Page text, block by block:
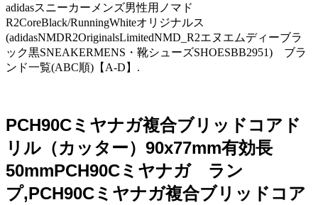
adidasスニーカーメンズ男性用ノマド
R2CoreBlack/RunningWhiteオリジナルス
(adidasNMDR2OriginalsLimitedNMD_R2エヌエムディーブラ
ック黒SNEAKERMENS・靴シューズSHOESBB2951) ブラ
ンド一覧(ABC順)【A-D】.
PCH90Cミヤナガ複合ブリッドコアド
リル（カッター）90x77mm有効長
50mmPCH90Cミヤナガ ラン
プ,PCH90Cミヤナガ複合ブリッドコア